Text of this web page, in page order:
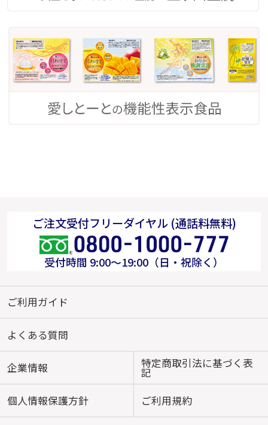
ご注文受付フリーダイヤル (通話料無料)
受付時間 9:00～19:00（日・祝除く）
ご利用ガイド
よくある質問
企業情報 特定商取引法に基づく表
記
個人情報保護方針
ご利用規約